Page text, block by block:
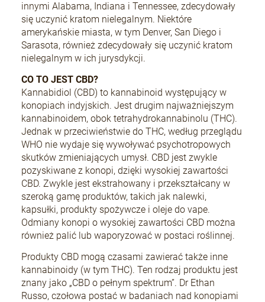
innymi Alabama, Indiana i Tennessee, zdecydowały
się uczynić kratom nielegalnym. Niektóre
amerykańskie miasta, w tym Denver, San Diego i
Sarasota, również zdecydowały się uczynić kratom
nielegalnym w ich jurysdykcji.
CO TO JEST CBD?
Kannabidiol (CBD) to kannabinoid występujący w
konopiach indyjskich. Jest drugim najważniejszym
kannabinoidem, obok tetrahydrokannabinolu (THC).
Jednak w przeciwieństwie do THC, według przeglądu
WHO nie wydaje się wywoływać psychotropowych
skutków zmieniających umysł. CBD jest zwykle
pozyskiwane z konopi, dzięki wysokiej zawartości
CBD. Zwykle jest ekstrahowany i przekształcany w
szeroką gamę produktów, takich jak nalewki,
kapsułki, produkty spożywcze i oleje do vape.
Odmiany konopi o wysokiej zawartości CBD można
również palić lub waporyzować w postaci roślinnej.
Produkty CBD mogą czasami zawierać także inne
kannabinoidy (w tym THC). Ten rodzaj produktu jest
znany jako „CBD o pełnym spektrum”. Dr Ethan
Russo, czołowa postać w badaniach nad konopiami